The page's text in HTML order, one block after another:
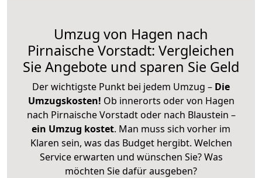
Umzug von Hagen nach
Pirnaische Vorstadt: Vergleichen
Sie Angebote und sparen Sie Geld
Der wichtigste Punkt bei jedem Umzug – Die
Umzugskosten! Ob innerorts oder von Hagen
nach Pirnaische Vorstadt oder nach Blaustein –
ein Umzug kostet. Man muss sich vorher im
Klaren sein, was das Budget hergibt. Welchen
Service erwarten und wünschen Sie? Was
möchten Sie dafür ausgeben?